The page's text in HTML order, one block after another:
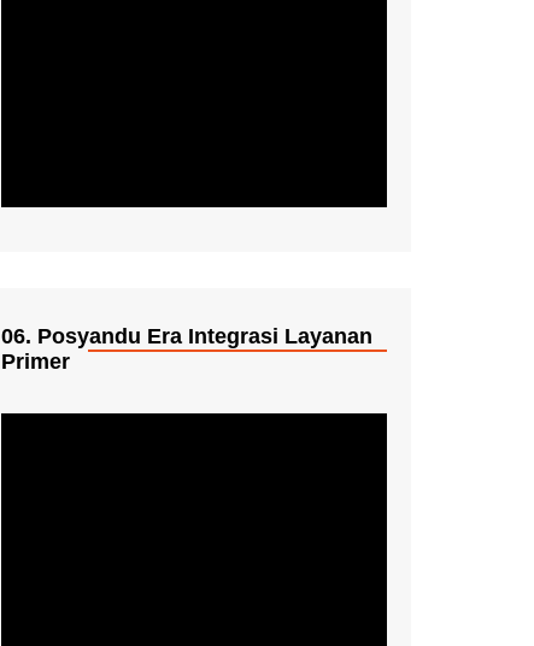
06. Posyandu Era Integrasi Layanan
Primer